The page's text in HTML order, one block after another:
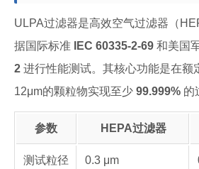
ULPA过滤器是高效空气过滤器（
据国际标准
IEC 60335-2-69 和美国
2 进行性能测试。其核心功能是在额
12μm的颗粒物实现至少 99.999% 的
参数 HEPA过滤器
测试粒径 0.3 μm